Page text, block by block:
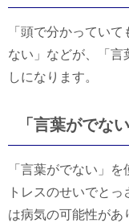
「頭で分かってい
ない」などが、「言
しになります。
「言葉がでな
「言葉がでない」
トレスのせいでと
は病気の可能性があ